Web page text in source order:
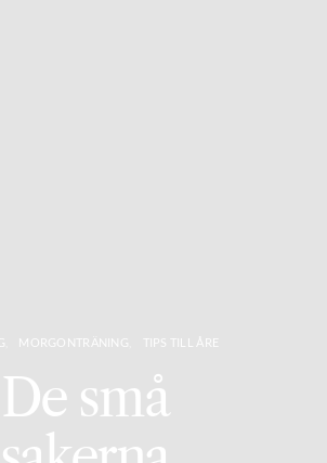
MORGONTRÄNING TIPS TILL ÅRE
De små